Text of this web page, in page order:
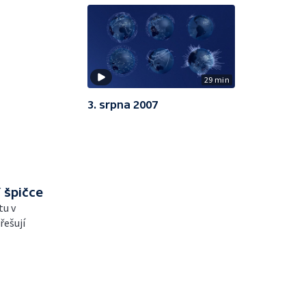
špičce
v
29 min
3. srpna 2007